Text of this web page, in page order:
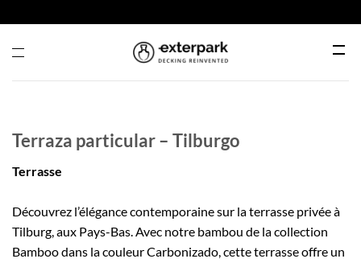
au
contenu
Terraza particular – Tilburgo
Terrasse
Découvrez l’élégance contemporaine sur la terrasse privée à
Tilburg, aux Pays-Bas. Avec notre bambou de la collection
Bamboo dans la couleur Carbonizado, cette terrasse offre un